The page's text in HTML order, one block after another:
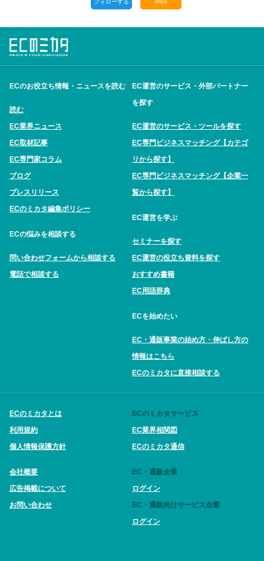
フォローする RSS
ECのお役立ち情報・ニュースを読む
読む
EC業界ニュース
EC取材記事
EC専門家コラム
ブログ
プレスリリース
ECのミカタ編集ポリシー
ECの悩みを相談する
問い合わせフォームから相談する
電話で相談する
EC運営のサービス・外部パートナー
を探す
EC運営のサービス・ツールを探す
EC専門ビジネスマッチング【カテゴ
リから探す】
EC専門ビジネスマッチング【企業一
覧から探す】
EC運営を学ぶ
セミナーを探す
EC運営の役立ち資料を探す
おすすめ書籍
EC用語辞典
ECを始めたい
EC・通販事業の始め方・伸ばし方の
情報はこちら
ECのミカタに直接相談する
ECのミカタとは
利用規約
個人情報保護方針
会社概要
広告掲載について
お問い合わせ
ECのミカタサービス
EC業界相関図
ECのミカタ通信
EC・通販企業
ログイン
EC・通販向けサービス企業
ログイン